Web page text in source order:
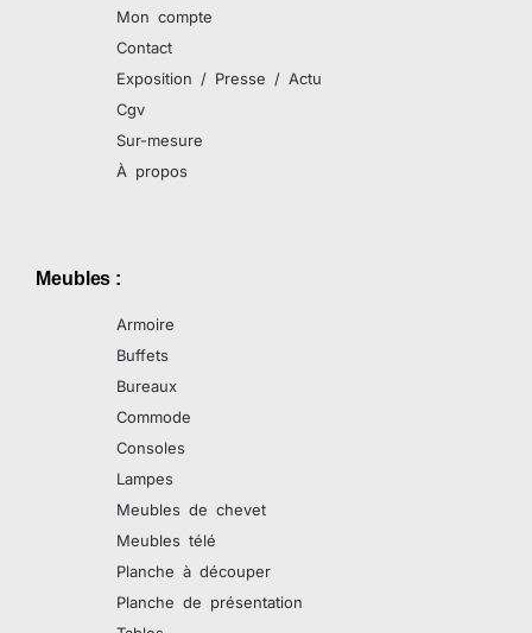
Mon compte
Contact
Exposition / Presse / Actu
Cgv
Sur-mesure
À propos
Meubles :
Armoire
Buffets
Bureaux
Commode
Consoles
Lampes
Meubles de chevet
Meubles télé
Planche à découper
Planche de présentation